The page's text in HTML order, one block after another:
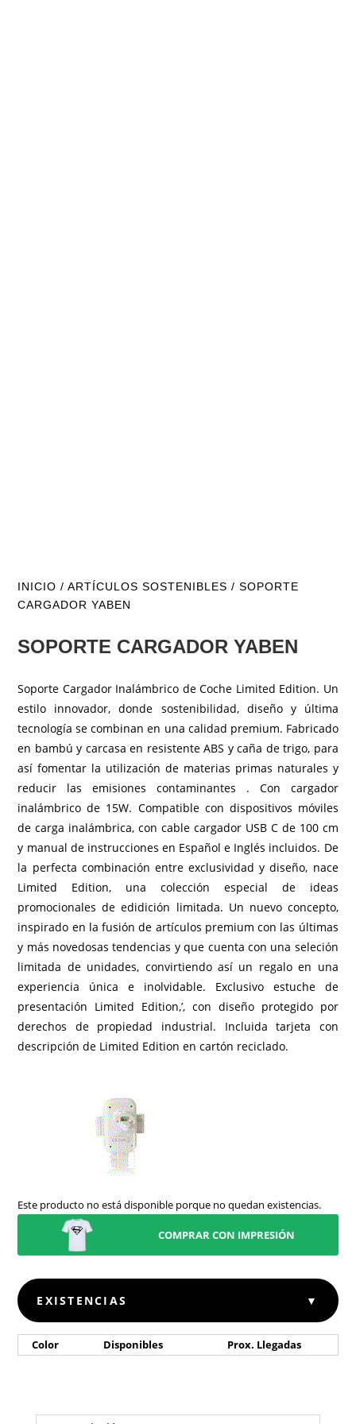
INICIO /ARTÍCULOS SOSTENIBLES / SOPORTE
CARGADOR YABEN
SOPORTE CARGADOR YABEN
Soporte Cargador Inalámbrico de Coche Limited Edition. Un
estilo innovador, donde sostenibilidad, diseño y última
tecnología se combinan en una calidad premium. Fabricado
en bambú y carcasa en resistente ABS y caña de trigo, para
así fomentar la utilización de materias primas naturales y
reducir las emisiones contaminantes . Con cargador
inalámbrico de 15W. Compatible con dispositivos móviles
de carga inalámbrica, con cable cargador USB C de 100 cm
y manual de instrucciones en Español e Inglés incluidos. De
la perfecta combinación entre exclusividad y diseño, nace
Limited Edition, una colección especial de ideas
promocionales de edidición limitada. Un nuevo concepto,
inspirado en la fusión de artículos premium con las últimas
y más novedosas tendencias y que cuenta con una seleción
limitada de unidades, convirtiendo así un regalo en una
experiencia única e inolvidable. Exclusivo estuche de
presentación Limited Edition,’, con diseño protegido por
derechos de propiedad industrial. Incluida tarjeta con
descripción de Limited Edition en cartón reciclado.
Este producto no está disponible porque no quedan existencias.
COMPRAR CON IMPRESIÓN
EXISTENCIAS ▼
Color Disponibles Prox. Llegadas